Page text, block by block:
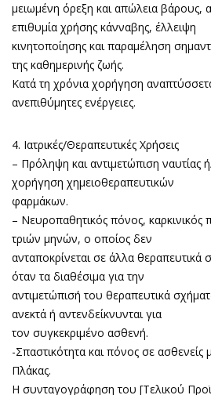
μειωμένη όρεξη και απώλεια βάρους,
επιθυμία χρήσης κάνναβης, έλλειψη
κινητοποίησης και παραμέληση
της καθημερινής ζωής.
Κατά τη χρόνια χορήγηση
ανεπιθύμητες ενέργειες.
4. Ιατρικές/Θεραπευτικές Χρήσεις
– Πρόληψη και αντιμετώπιση ναυτίας
χορήγηση χημειοθεραπευτικών
φαρμάκων.
– Νευροπαθητικός πόνος,
τριών μηνών, ο οποίος δεν
ανταποκρίνεται σε άλλα θεραπευτικά
όταν τα διαθέσιμα για την
αντιμετώπισή του θεραπευτικά
ανεκτά ή αντενδείκνυνται για
τον συγκεκριμένο ασθενή.
-Σπαστικότητα και πόνος σε
Πλάκας.
Η συνταγογράφηση του [Τελικού